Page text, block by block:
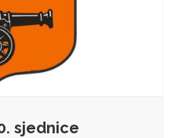
sjednice